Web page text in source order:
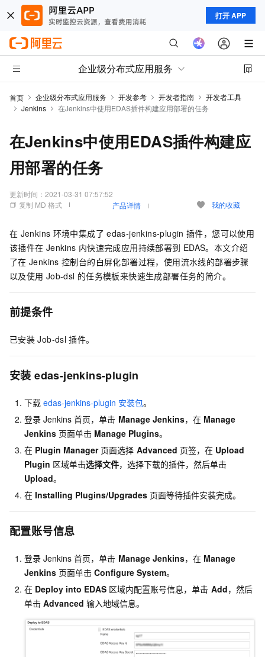
打开 APP
企业级分布式应用服务
首页 企业级分布式应用服务 开发参考 开发者指南
开发者工具
Jenkins
在Jenkins中使用EDAS插件构建应用部署的任务
在Jenkins中使用EDAS插件构建应
用部署的任务
更新时间： 2021-03-31 07:57:52
复制 MD 格式
产品详情 我的收藏
在 Jenkins 环境中集成了 edas-jenkins-plugin 插件，您可以使用
该插件在 Jenkins 内快速完成应用持续部署到 EDAS。本文介绍
了在 Jenkins 控制台的白屏化部署过程，使用流水线的部署步骤
以及使用 Job-dsl 的任务模板来快速生成部署任务的简介。
前提条件
已安装 Job-dsl 插件。
安装 edas-jenkins-plugin
下载 edas-jenkins-plugin 安装包。
登录 Jenkins 首页，单击 Manage Jenkins，在 Manage
Jenkins 页面单击 Manage Plugins。
在 Plugin Manager 页面选择 Advanced 页签，在 Upload
Plugin 区域单击选择文件，选择下载的插件，然后单击
Upload。
在 Installing Plugins/Upgrades 页面等待插件安装完成。
配置账号信息
登录 Jenkins 首页，单击 Manage Jenkins，在 Manage
Jenkins 页面单击 Configure System。
在 Deploy into EDAS 区域内配置账号信息，单击 Add，然后
单击 Advanced 输入地域信息。